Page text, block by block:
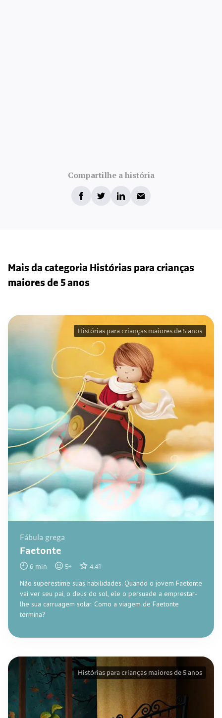
Compartilhe a história
Mais da categoria Histórias para crianças
maiores de 5 anos
Fábula grega
Faetonte
6 min 5+ 4.41
Não superestime suas habilidades. Quando o jovem Faetonte
vai ver seu pai, o deus do sol, ele o persuade a emprestar-
lhe sua carruagem solar. Como a viagem de Faetonte
termina?
Histórias para crianças maiores de 5 anos
Histórias para crianças maiores de 5 anos